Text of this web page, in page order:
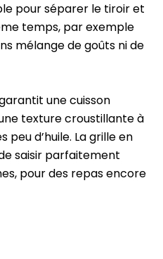
pour séparer le tiroir et
temps, par exemple
mélange de goûts ni de
une cuisson
texture croustillante à
peu d’huile. La grille en
saisir parfaitement
pour des repas encore